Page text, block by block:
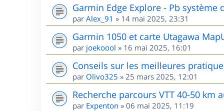
Garmin Edge Explore - Pb système
par Alex_91 » 14 mai 2025, 23:31
Garmin 1050 et carte Utagawa
par joekoool » 16 mai 2025, 16:01
Conseils sur les meilleures
par Olivo325 » 25 mars 2025, 12:01
Recherche parcours VTT 40-50 km
par Expenton » 06 mai 2025, 11:19